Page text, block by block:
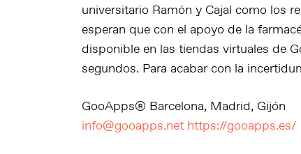
universitario Ramón y Cajal como los
esperan que con el apoyo de la
disponible en las tiendas virtuales de
segundos. Para acabar con la
GooApps® Barcelona, Madrid, Gijón
info@gooapps.net https://gooapps.es/​